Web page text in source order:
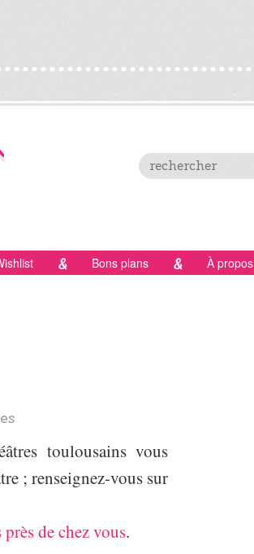
Bons plans À propos
toulousains vous
; renseignez-vous sur
près de chez vous.